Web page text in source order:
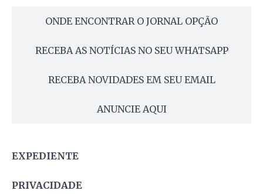
ONDE ENCONTRAR O JORNAL OPÇÃO
RECEBA AS NOTÍCIAS NO SEU WHATSAPP
RECEBA NOVIDADES EM SEU EMAIL
ANUNCIE AQUI
EXPEDIENTE
PRIVACIDADE